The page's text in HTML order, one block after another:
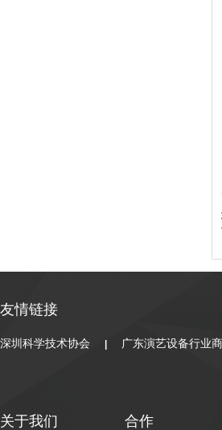
友情链接
深圳科学技术协会 广东演艺设备行业
关于我们 合作